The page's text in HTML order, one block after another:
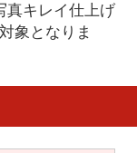
真キレイ仕上げ
象となりま